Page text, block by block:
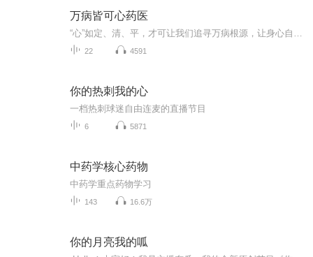
万病皆可心药医
22 4591
你的热刺我的心
一档热刺球迷自由连麦的直播节目
6 5871
中药学核心药物
中药学重点药物学习
143 16.6万
你的月亮我的呱